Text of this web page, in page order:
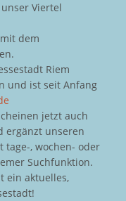
Viertel
dem
Riem
und ist seit Anfang
jetzt auch
ergänzt unseren
tage-, wochen- oder
Suchfunktion.
ein aktuelles,